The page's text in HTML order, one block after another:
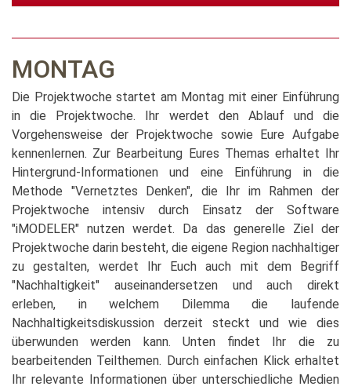
MONTAG
Die Projektwoche startet am Montag mit einer Einführung
in die Projektwoche. Ihr werdet den Ablauf und die
Vorgehensweise der Projektwoche sowie Eure Aufgabe
kennenlernen. Zur Bearbeitung Eures Themas erhaltet Ihr
Hintergrund-Informationen und eine Einführung in die
Methode "Vernetztes Denken", die Ihr im Rahmen der
Projektwoche intensiv durch Einsatz der Software
"iMODELER" nutzen werdet. Da das generelle Ziel der
Projektwoche darin besteht, die eigene Region nachhaltiger
zu gestalten, werdet Ihr Euch auch mit dem Begriff
"Nachhaltigkeit" auseinandersetzen und auch direkt
erleben, in welchem Dilemma die laufende
Nachhaltigkeitsdiskussion derzeit steckt und wie dies
überwunden werden kann. Unten findet Ihr die zu
bearbeitenden Teilthemen. Durch einfachen Klick erhaltet
Ihr relevante Informationen über unterschiedliche Medien